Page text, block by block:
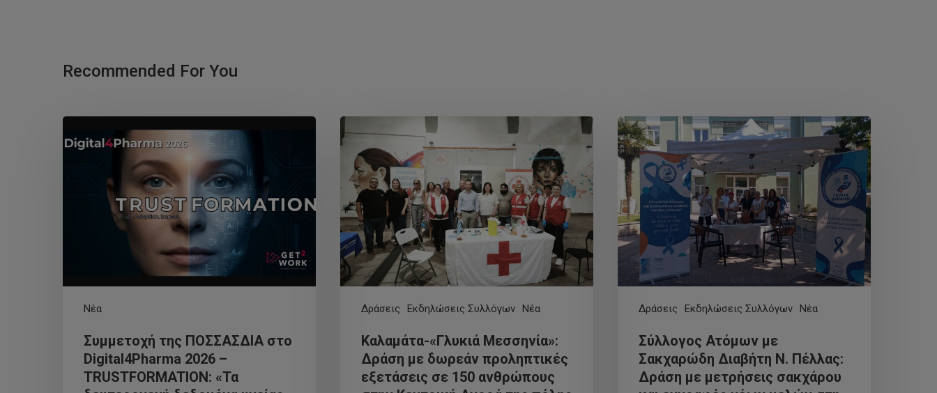
Recommended For You
Νέα
Συμμετοχή της ΠΟΣΣΑΣΔΙΑ στο
Digital4Pharma 2026 –
TRUSTFORMATION: «Τα
Δράσεις Εκδηλώσεις Συλλόγων Νέα
Καλαμάτα-«Γλυκιά Μεσσηνία»:
Δράση με δωρεάν προληπτικές
εξετάσεις σε 150 ανθρώπους
Δράσεις Εκδηλώσεις Συλλόγων Νέα
Σύλλογος Ατόμων με
Σακχαρώδη Διαβήτη Ν. Πέλλας:
Δράση με μετρήσεις σακχάρου